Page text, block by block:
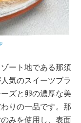
ート地である那須
気のスイーツブラ
ズと卵の濃厚な美
りの一品です。那
みを使用し、表面